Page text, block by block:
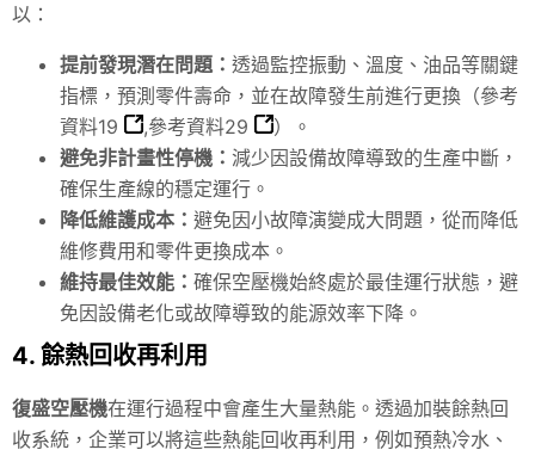
以：
提前發現潛在問題： 透過監控振動、溫度、油品等關鍵
指標，預測零件壽命，並在故障發生前進行更換（參考
資料19
,參考資料29
）。
避免非計畫性停機： 減少因設備故障導致的生產中斷，
確保生產線的穩定運行。
降低維護成本： 避免因小故障演變成大問題，從而降低
維修費用和零件更換成本。
維持最佳效能： 確保空壓機始終處於最佳運行狀態，避
免因設備老化或故障導致的能源效率下降。
4. 餘熱回收再利用
復盛空壓機在運行過程中會產生大量熱能。透過加裝餘熱回
收系統，企業可以將這些熱能回收再利用，例如預熱冷水、